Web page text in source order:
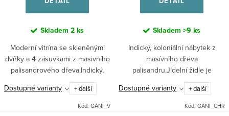
Skladem 2 ks
Moderní vitrína se skleněnými
dvířky a 4 zásuvkami z masivního
palisandrového dřeva.Indický,
stylový nábytek z masívního
dřeva palisandtr.Tento kus
nábytku lze dodat v 7 různých...
Dostupné varianty + další
Kód: GANI_V
Skladem >9 ks
Indický, koloniální nábytek z
masívního dřeva
palisandru.Jídelní židle je
vyrobena z masívu palisandru a
lze je dodat v 7 různých
odstínech. Při objednávce nutné
Dostupné varianty + další
Kód: GANI_CHR